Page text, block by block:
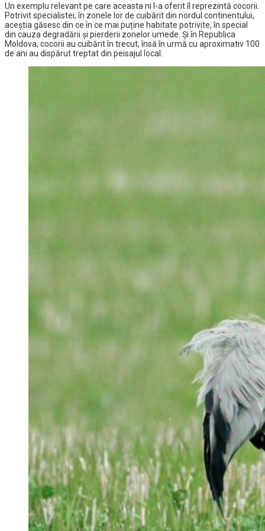
Un exemplu relevant pe care aceasta ni l-a oferit îl reprezintă cocorii.
Potrivit specialistei, în zonele lor de cuibărit din nordul continentului,
aceștia găsesc din ce în ce mai puține habitate potrivite, în special
din cauza degradării și pierderii zonelor umede. Și în Republica
Moldova, cocorii au cuibărit în trecut, însă în urmă cu aproximativ 100
de ani au dispărut treptat din peisajul local.